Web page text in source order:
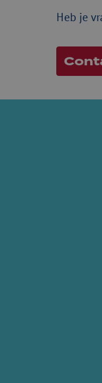
Heb je